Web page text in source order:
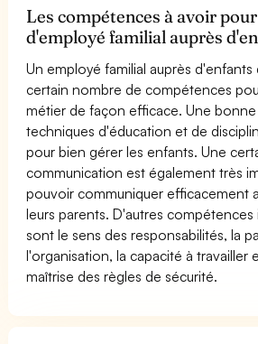
Les compétences à avoir
d'employé familial auprès
Un employé familial auprès
certain nombre de compétences
métier de façon efficace. Une
techniques d'éducation et de
pour bien gérer les enfants. Une
communication est également très
pouvoir communiquer efficacement
leurs parents. D'autres compétences
sont le sens des responsabilités, la
l'organisation, la capacité à travailler
maîtrise des règles de sécurité.